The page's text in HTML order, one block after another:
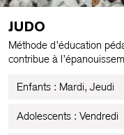
JUDO
Méthode d’éducation
contribue à
Enfants : Mardi, Jeudi
Adolescents : Vendredi